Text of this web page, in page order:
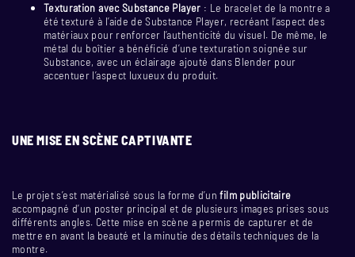
Texturation avec Substance Player : Le bracelet de la montre a
été texturé à l’aide de Substance Player, recréant l’aspect des
matériaux pour renforcer l’authenticité du visuel. De même, le
métal du boîtier a bénéficié d’une texturation soignée sur
Substance, avec un éclairage ajouté dans Blender pour
accentuer l’aspect luxueux du produit.
UNE MISE EN SCÈNE CAPTIVANTE
Le projet s’est matérialisé sous la forme d’unfilm publicitaire
accompagné d’un poster principal et de plusieurs images prises sous
différents angles. Cette mise en scène a permis de capturer et de
mettre en avant la beauté et la minutie des détails techniques de la
montre.